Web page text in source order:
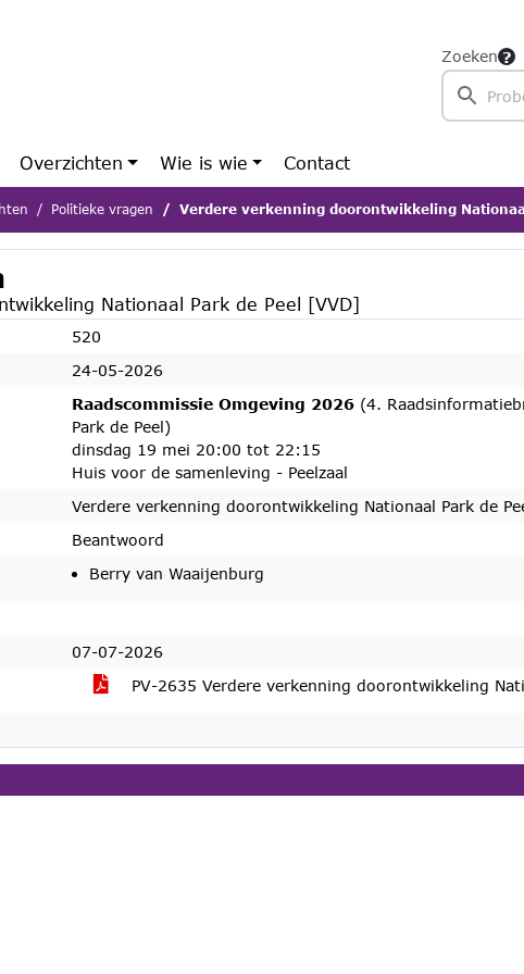
Zoeken
Overzichten Wie is wie Contact
Politieke vragen Verdere verkenning doorontwikkeling Nationaal Park de
Nationaal Park de Peel [VVD]
520
24-05-2026
Raadscommissie Omgeving 2026 (4.
Park de Peel)
dinsdag 19 mei 20:00 tot 22:15
Huis voor de samenleving - Peelzaal
Verdere verkenning doorontwikkeling Nationaal Park de
Beantwoord
Berry van Waaijenburg
07-07-2026
PV-2635 Verdere verkenning doorontwikkeling